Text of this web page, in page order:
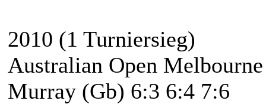
2010 (1 Turniersieg)
Australian Open
Murray (Gb) 6:3 6:4 7:6